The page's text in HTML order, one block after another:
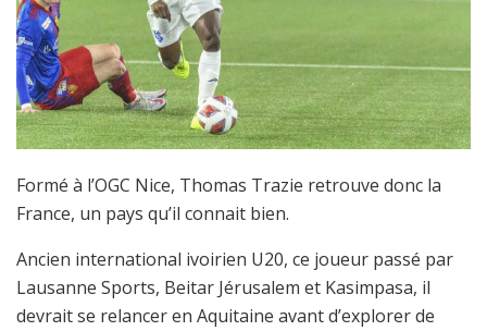
Formé à l’OGC Nice, Thomas Trazie retrouve donc la
France, un pays qu’il connait bien.
Ancien international ivoirien U20, ce joueur passé par
Lausanne Sports, Beitar Jérusalem et Kasimpasa, il
devrait se relancer en Aquitaine avant d’explorer de